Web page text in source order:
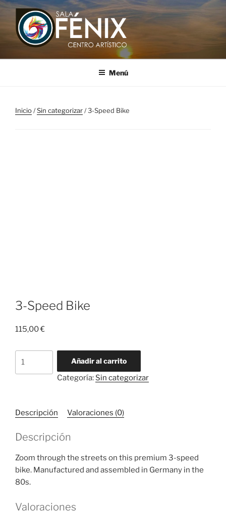
Saltar
contenido
SALA FÉNIX
Menú
Inicio/Sin categorizar/ 3-Speed Bike
3-Speed Bike
115,00€
Añadir al carrito
Categoría: Sin categorizar
Descripción Valoraciones (0)
Descripción
Zoom through the streets on this premium 3-speed
bike. Manufactured and assembled in Germany in the
80s.
Valoraciones